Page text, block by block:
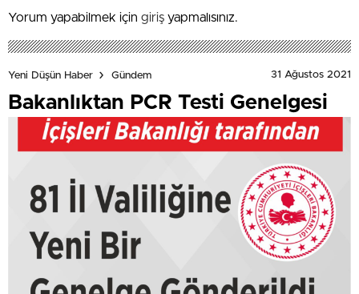
Yorum yapabilmek için giriş yapmalısınız.
Yeni Düşün Haber Gündem 31 Ağustos 2021
Bakanlıktan PCR Testi Genelgesi